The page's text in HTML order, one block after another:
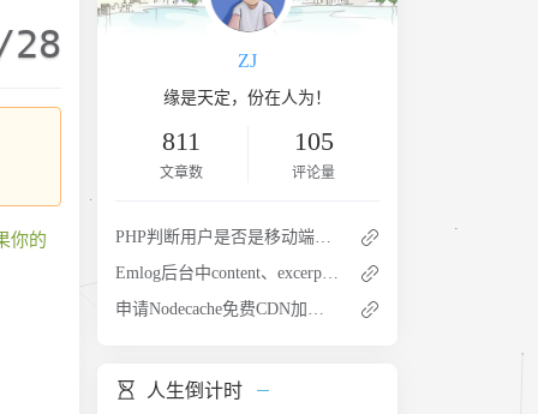
28
你的
ZJ
缘是天定，份在人为！
811
文章数
105
评论量
PHP判断用户是否是移动端访问的办法
Emlog后台中content、excerpt以纯文本格式的教程分享
申请Nodecache免费CDN加速 新注册赠送1TB流量 有亚洲香港优化线路
人生倒计时